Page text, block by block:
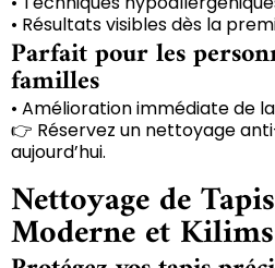
• Résultats visibles dès la
Parfait pour les
familles
• Amélioration immédiate de
👉 Réservez un nettoyage
aujourd’hui.
Nettoyage de
Moderne et Kilims